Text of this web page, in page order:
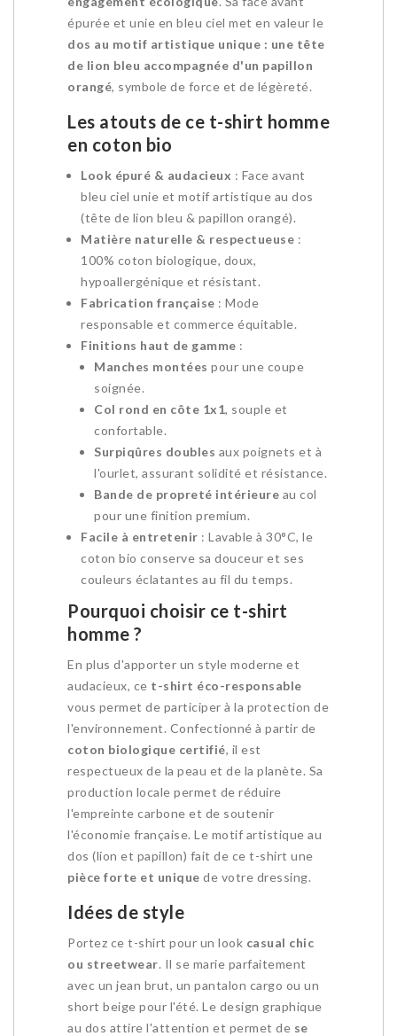
épurée et unie en bleu ciel met en valeur le
dos au motif artistique unique : une tête
de lion bleu accompagnée d'un papillon
orangé, symbole de force et de légèreté.
Les atouts de ce t-shirt homme
en coton bio
Look épuré & audacieux : Face avant
bleu ciel unie et motif artistique au dos
(tête de lion bleu & papillon orangé).
Matière naturelle & respectueuse :
100% coton biologique, doux,
hypoallergénique et résistant.
Fabrication française : Mode
responsable et commerce équitable.
Finitions haut de gamme :
Manches montées pour une coupe
soignée.
Col rond en côte 1x1, souple et
confortable.
Surpiqûres doubles aux poignets et à
l'ourlet, assurant solidité et résistance.
Bande de propreté intérieure au col
pour une finition premium.
Facile à entretenir : Lavable à 30°C, le
coton bio conserve sa douceur et ses
couleurs éclatantes au fil du temps.
Pourquoi choisir ce t-shirt
homme ?
En plus d'apporter un style moderne et
audacieux, ce t-shirt éco-responsable
vous permet de participer à la protection de
l'environnement. Confectionné à partir de
coton biologique certifié, il est
respectueux de la peau et de la planète. Sa
production locale permet de réduire
l'empreinte carbone et de soutenir
l'économie française. Le motif artistique au
dos (lion et papillon) fait de ce t-shirt une
pièce forte et unique de votre dressing.
Idées de style
Portez ce t-shirt pour un look casual chic
ou streetwear. Il se marie parfaitement
avec un jean brut, un pantalon cargo ou un
short beige pour l'été. Le design graphique
au dos attire l'attention et permet de se